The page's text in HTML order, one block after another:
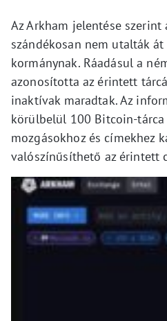
Az Arkham jelentése
szándékosan nem utalták
kormánynak. Ráadásul a
azonosította az érintett
inaktívak maradtak. Az
körülbelül 100 Bitcoin-
mozgásokhoz és címekhez
valószínűsíthető az érintett